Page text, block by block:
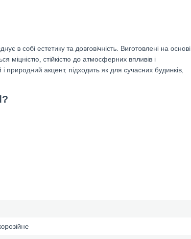
в собі естетику та довговічність. Виготовлені на основі
міцністю, стійкістю до атмосферних впливів і
природний акцент, підходить як для сучасних будинків,